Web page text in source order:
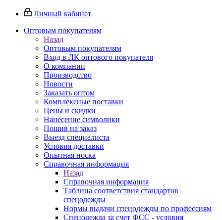
Личный кабинет
Оптовым покупателям
Назад
Оптовым покупателям
Вход в ЛК оптового покупателя
О компании
Производство
Новости
Заказать оптом
Комплексные поставки
Цены и скидки
Нанесение символики
Пошив на заказ
Выезд специалиста
Условия доставки
Опытная носка
Справочная информация
Назад
Справочная информация
Таблица соответствия стандартов
спецодежды
Нормы выдачи спецодежды по профессиям
Спецодежда за счет ФСС - условия